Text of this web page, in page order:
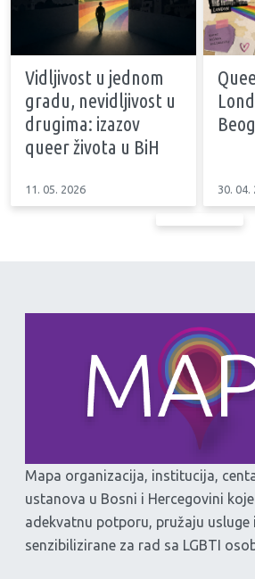
Vidljivost u jednom
gradu, nevidljivost u
drugima: izazov
queer života u BiH
11. 05. 2026 30. 04.
Mapa organizacija, institucija,
ustanova u Bosni i Hercegovini
adekvatnu potporu, pružaju usluge
senzibilizirane za rad sa LGBTI